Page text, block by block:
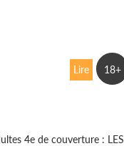
4e de couverture : LES
Lire 18+